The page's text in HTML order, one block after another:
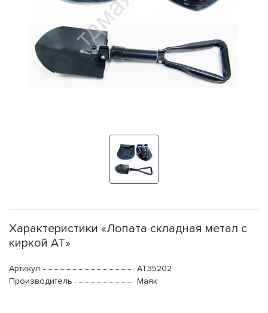
Характеристики «Лопата складная метал с
киркой АТ»
Артикул
АТ35202
Производитель
Маяк